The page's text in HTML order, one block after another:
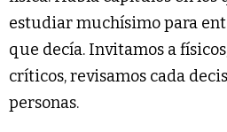
estudiar muchísimo para
que decía. Invitamos a
críticos, revisamos cada
personas.